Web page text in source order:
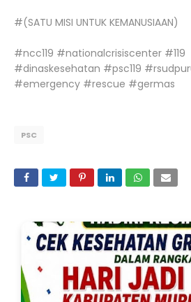
#(SATU MISI UNTUK KEMANUSIAAN)
#ncc119 #nationalcrisiscenter #119
#dinaskesehatan #psc119
#emergency #rescue #germas
PSC